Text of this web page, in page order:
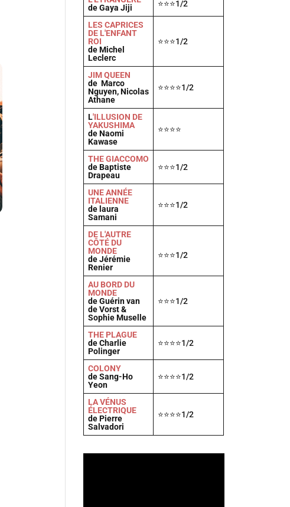
de Gaya Jiji
⭐⭐⭐1/2
LES CAPRICES
DE L'ENFANT
ROI
de Michel
Leclerc
⭐⭐⭐1/2
JIM QUEEN
de Marco
Nguyen, Nicolas
Athane
⭐⭐⭐⭐1/2
L'ILLUSION DE
YAKUSHIMA
de Naomi
Kawase
⭐⭐⭐⭐
THE GIACCOMO
de Baptiste
Drapeau
⭐⭐⭐1/2
UNE ANNÉE
ITALIENNE
de laura
Samani
⭐⭐⭐1/2
DE L'AUTRE
CÔTÉ DU
MONDE
de Jérémie
Renier
⭐⭐⭐1/2
AU BORD DU
MONDE
de Guérin van
de Vorst &
Sophie Muselle
⭐⭐⭐1/2
THE PLAGUE
de Charlie
Polinger
⭐⭐⭐⭐1/2
COLONY
de Sang-Ho
Yeon
⭐⭐⭐⭐1/2
LA VÉNUS
ÉLECTRIQUE
de Pierre
Salvadori
⭐⭐⭐⭐1/2